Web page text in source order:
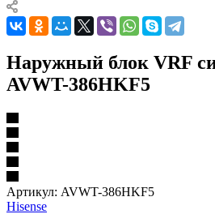
Наружный блок VRF
AVWT-386HKF5
Артикул: AVWT-386HKF5
Hisense